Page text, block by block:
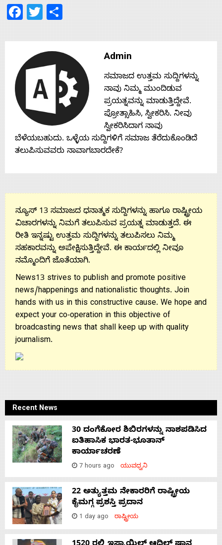
Advertise
With
Contact
Us
Facebook
Twitter
Admin
ಸಮಾಜದ ಉತ್ತಮ ಸುದ್ದಿಗಳನ್ನು
ನಾವು ನಿಮ್ಮ ಮುಂದಿಡುವ
ಪ್ರಯತ್ನವನ್ನು ಮಾಡುತ್ತಿದ್ದೇವೆ.
ಪ್ರೋತ್ಸಾಹಿಸಿ, ಸ್ವೀಕರಿಸಿ. ನೀವು
ಸ್ವೀಕರಿಸಿದಾಗ ನಾವು
ಬೆಳೆಯಬಹುದು. ಒಳ್ಳೆಯ ಸುದ್ದಿಗಳಿಗೆ ಸಮಾಜ ತೆರೆದುಕೊಂಡಿದೆ
ತಲುಪಿಸುವವರು ನಾವಾಗಬಾರದೇಕೆ?
ನ್ಯೂಸ್ 13 ಸಮಾಜದ ಧನಾತ್ಮಕ ಸುದ್ದಿಗಳನ್ನು ಹಾಗೂ ರಾಷ್ಟ್ರೀಯ
ವಿಚಾರಗಳನ್ನು ನಿಮಗೆ ತಲುಪಿಸುವ ಪ್ರಯತ್ನ ಮಾಡುತ್ತದೆ. ಈ
ರೀತಿ ಇನ್ನಷ್ಟು ಉತ್ತಮ ಸುದ್ದಿಗಳನ್ನು ತಲುಪಿಸಲು ನಿಮ್ಮ
ಸಹಕಾರವನ್ನು ಅಪೇಕ್ಷಿಸುತ್ತಿದ್ದೇವೆ. ಈ ಕಾರ್ಯದಲ್ಲಿ ನೀವೂ
ನಮ್ಮೊಂದಿಗೆ ಜೊತೆಯಾಗಿ.
News13 strives to publish and promote positive
news/happenings and nationalistic thoughts. Join
hands with us in this constructive cause. We hope and
expect your co-operation in this objective of
broadcasting news that shall keep up with quality
journalism.
Recent News
30 ದಂಗೆಕೋರ ಶಿಬಿರಗಳನ್ನು ನಾಶಪಡಿಸಿದ
ಐತಿಹಾಸಿಕ ಭಾರತ-ಭೂತಾನ್
ಕಾರ್ಯಾಚರಣೆ
7 hours ago ಯುವಧ್ವನಿ
22 ಅತ್ಯುತ್ತಮ ನೇಕಾರರಿಗೆ ರಾಷ್ಟ್ರೀಯ
ಕೈಮಗ್ಗ ಪ್ರಶಸ್ತಿ ಪ್ರದಾನ
1 day ago ರಾಷ್ಟ್ರೀಯ